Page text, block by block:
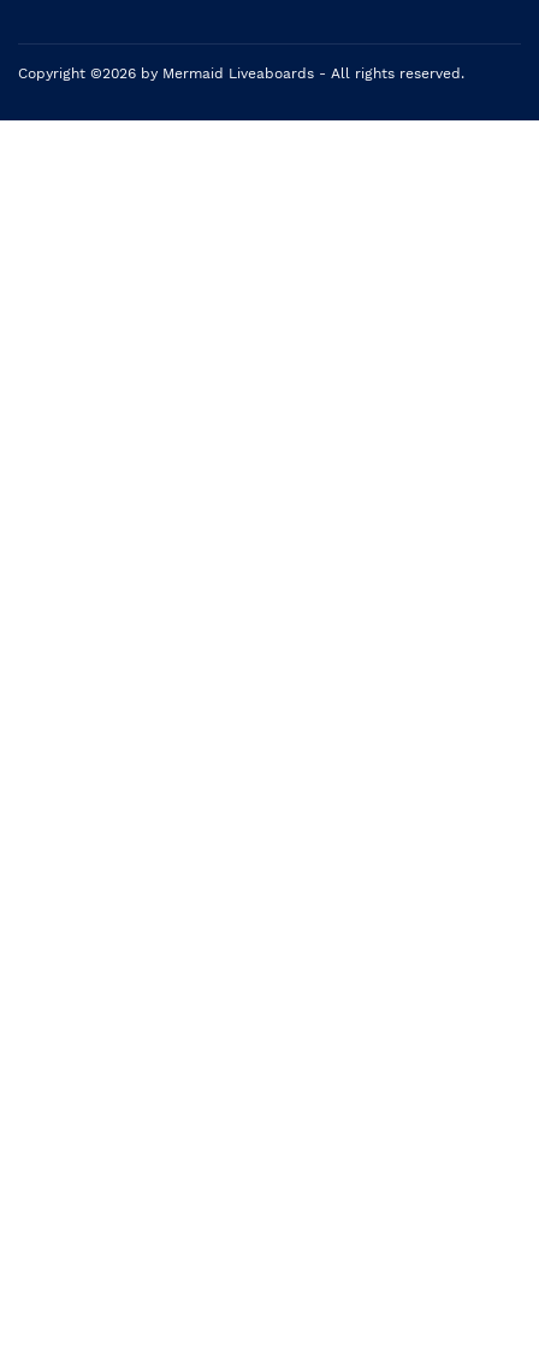
Copyright ©2026 by Mermaid Liveaboards - All rights reserved.